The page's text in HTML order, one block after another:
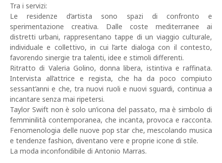
Tra i servizi:
Le residenze d’artista sono spazi di confronto e
sperimentazione creativa. Dalle coste mediterranee ai
distretti urbani, rappresentano tappe di un viaggio culturale,
individuale e collettivo, in cui l’arte dialoga con il contesto,
favorendo sinergie tra talenti, idee e stimoli differenti.
Ritratto di Valeria Golino, donna libera, istintiva e raffinata.
Intervista all’attrice e regista, che ha da poco compiuto
sessant’anni e che, tra nuovi ruoli e nuovi sguardi, continua a
incantare senza mai ripetersi.
Taylor Swift non è solo un’icona del passato, ma è simbolo di
femminilità contemporanea, che incanta, provoca e racconta.
Fenomenologia delle nuove pop star che, mescolando musica
e tendenze fashion, diventano vere e proprie icone di stile.
La moda inconfondibile di Antonio Marras.